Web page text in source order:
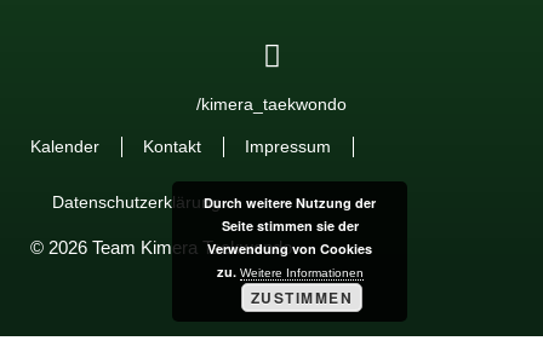
/kimera_taekwondo
Kalender Kontakt Impressum
Datenschutzerklärung
© 2026 Team Kimera Taekwondo
Durch weitere Nutzung der
Seite stimmen sie der
Verwendung von Cookies
zu. Weitere Informationen
ZUSTIMMEN